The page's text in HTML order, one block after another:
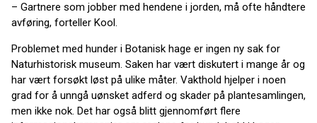
– Gartnere som jobber med hendene i jorden, må ofte håndtere
avføring, forteller Kool.
Problemet med hunder i Botanisk hage er ingen ny sak for
Naturhistorisk museum. Saken har vært diskutert i mange år og
har vært forsøkt løst på ulike måter. Vakthold hjelper i noen
grad for å unngå uønsket adferd og skader på plantesamlingen,
men ikke nok. Det har også blitt gjennomført flere